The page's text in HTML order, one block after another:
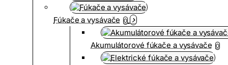
Fúkače a vysávače 0
Akumulátorové fúkače a vysávače 0